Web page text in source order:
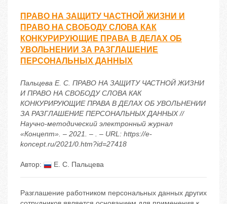
ПРАВО НА ЗАЩИТУ ЧАСТНОЙ ЖИЗНИ И
ПРАВО НА СВОБОДУ СЛОВА КАК
КОНКУРИРУЮЩИЕ ПРАВА В ДЕЛАХ ОБ
УВОЛЬНЕНИИ ЗА РАЗГЛАШЕНИЕ
ПЕРСОНАЛЬНЫХ ДАННЫХ
Пальцева Е. С. ПРАВО НА ЗАЩИТУ ЧАСТНОЙ ЖИЗНИ
И ПРАВО НА СВОБОДУ СЛОВА КАК
КОНКУРИРУЮЩИЕ ПРАВА В ДЕЛАХ ОБ УВОЛЬНЕНИИ
ЗА РАЗГЛАШЕНИЕ ПЕРСОНАЛЬНЫХ ДАННЫХ //
Научно-методический электронный журнал
«Концепт». – 2021. – . – URL: https://e-
koncept.ru/2021/0.htm?id=27418
Автор: Е. С. Пальцева
Разглашение работником персональных данных других